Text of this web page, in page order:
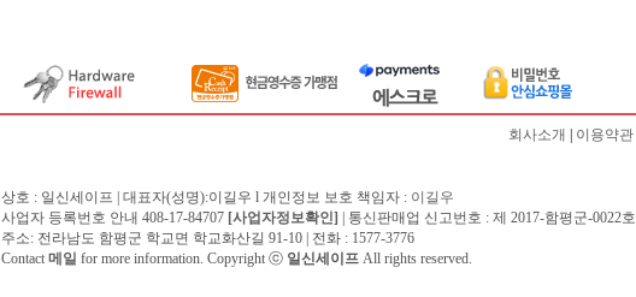
회사소개 이용약관
상호 : 일신세이프 | 대표자(성명):이길우 l 개인정보 보호 책임자 : 이길우
사업자 등록번호 안내 408-17-84707 [사업자정보확인]
| 통신판매업 신고번호 : 제 2017-함평군-0022호
주소: 전라남도 함평군 학교면 학교화산길 91-10 | 전화 : 1577-3776
Contact 메일 for more information. Copyright ⓒ 일신세이프 All rights reserved.